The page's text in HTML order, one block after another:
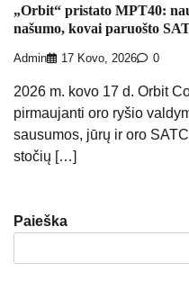
„Orbit“ pristato MPT40:
našumo, kovai paruošto
Admin 17 Kovo, 2026 0
2026 m. kovo 17 d. Orbit
pirmaujanti oro ryšio
sausumos, jūrų ir oro
stočių […]
Paieška